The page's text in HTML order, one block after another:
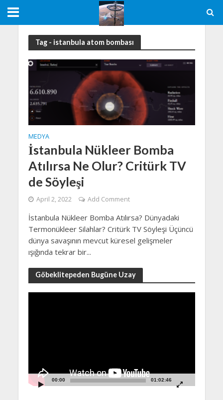
Tag - istanbula atom bombası
MEDYA
İstanbula Nükleer Bomba
Atılırsa Ne Olur? Critürk TV
de Söyleşi
April 2, 2022 Add Comment
İstanbula Nükleer Bomba Atılırsa? Dünyadaki
Termonükleer Silahlar? Critürk TV Söyleşi Üçüncü
dünya savaşının mevcut küresel gelişmeler
ışığında tekrar bir...
Göbeklitepeden Bugüne Uzay
00:00 01:02:46